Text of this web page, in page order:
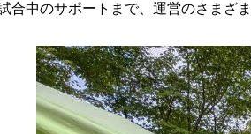
合中のサポートまで、運営のさまざ